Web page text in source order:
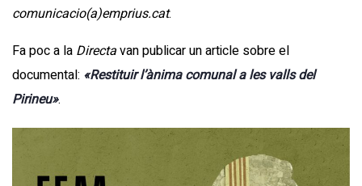
comunicacio(a)emprius.cat.
Fa poc a la Directavan publicar un article sobre el
documental: «Restituir l’ànima comunal a les valls del
Pirineu».